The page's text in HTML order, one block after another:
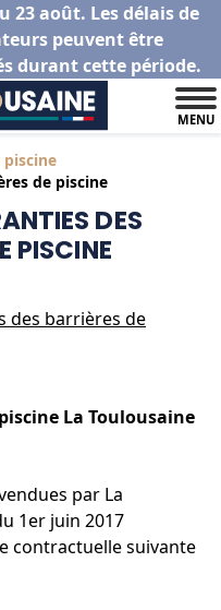
23 août. Les délais de
peuvent être
durant cette période.
MENU
piscine
de piscine
DES
PISCINE
des barrières de
La Toulousaine
par La
1er juin 2017
contractuelle suivante